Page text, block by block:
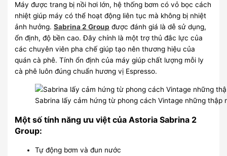
Máy được trang bị nồi hơi lớn, hệ thống bơm có vỏ bọc cách
nhiệt giúp máy có thể hoạt động liên tục mà không bị nhiệt
ảnh hưởng.Sabrina 2 Group được đánh giá là dễ sử dụng,
ổn định, độ bền cao. Đây chính là một trợ thủ đắc lực của
các chuyên viên pha chế giúp tạo nên thương hiệu của
quán cà phê. Tính ổn định của máy giúp chất lượng mỗi ly
cà phê luôn đúng chuẩn hương vị Espresso.
Sabrina lấy cảm hứng từ phong cách Vintage những thập
Một số tính năng ưu việt của Astoria Sabrina 2
Group:
Tự động bơm và đun nước